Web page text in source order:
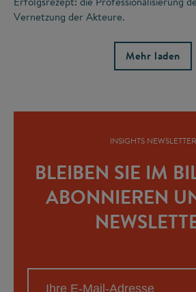
Vernetzung der Akteure.
Mehr laden
INSIGHTS NEWSLETTER
BLEIBEN SIE IM
ABONNIEREN